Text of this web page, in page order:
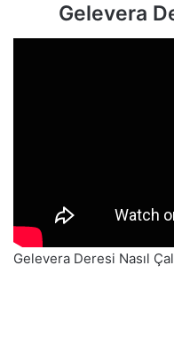
Gelevera
Gelevera Deresi Nasıl